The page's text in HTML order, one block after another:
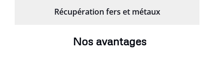
Récupération fers et métaux
Nos avantages